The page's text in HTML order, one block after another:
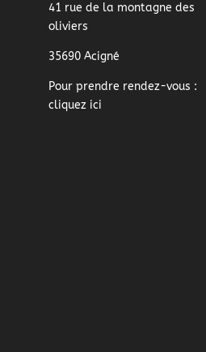
41 rue de la montagne des
oliviers
35690 Acigné
Pour prendre rendez-vous :
cliquez ici